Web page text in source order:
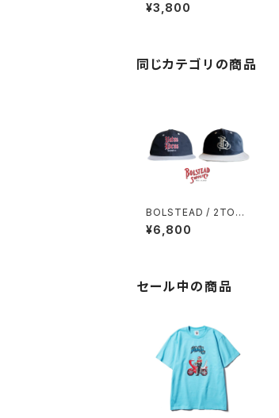
¥3,800
同じカテゴリの商品
BOLSTEAD / 2TONE
CAP 2トーンキャップ
¥6,800
セール中の商品